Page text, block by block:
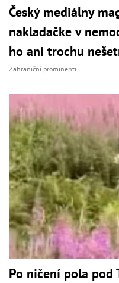
Český mediálny
nakladačke v
ho ani trochu
Zahraniční prominenti
Po ničení pola pod